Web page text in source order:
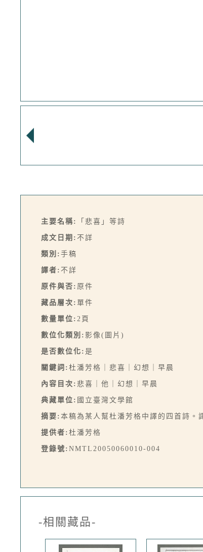
主要名稱: 「悲喜」等詩
成文日期: 不詳
類別: 手稿
譯者: 不詳
原件與否: 原件
藏品層次: 單件
數量單位: 2頁
數位化類別: 影像(圖片)
是否數位化: 是
關鍵詞: 杜潘芳格｜悲喜｜幻想｜早晨
內容目次: 悲喜｜他｜幻想｜早晨
典藏單位: 國立臺灣文學館
摘要: 本稿為某人幫杜潘芳格中譯的四首詩
提供者: 杜潘芳格
登錄號: NMTL20050060010-004
-相關藏品-